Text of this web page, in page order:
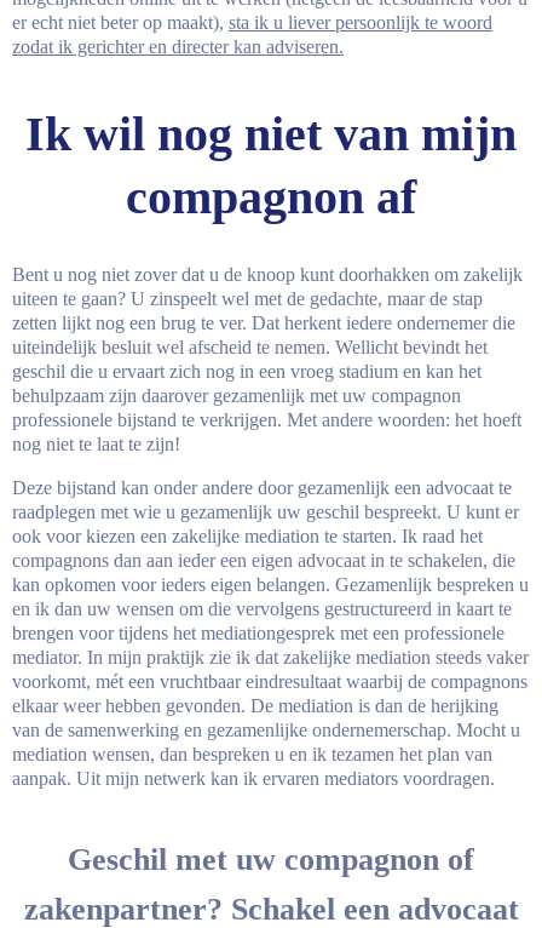
er echt niet beter op maakt), sta ik u liever persoonlijk te woord
zodat ik gerichter en directer kan adviseren.
Ik wil nog niet van mijn
compagnon af
Bent u nog niet zover dat u de knoop kunt doorhakken om zakelijk
uiteen te gaan? U zinspeelt wel met de gedachte, maar de stap
zetten lijkt nog een brug te ver. Dat herkent iedere ondernemer die
uiteindelijk besluit wel afscheid te nemen. Wellicht bevindt het
geschil die u ervaart zich nog in een vroeg stadium en kan het
behulpzaam zijn daarover gezamenlijk met uw compagnon
professionele bijstand te verkrijgen. Met andere woorden: het hoeft
nog niet te laat te zijn!
Deze bijstand kan onder andere door gezamenlijk een advocaat te
raadplegen met wie u gezamenlijk uw geschil bespreekt. U kunt er
ook voor kiezen een zakelijke mediation te starten. Ik raad het
compagnons dan aan ieder een eigen advocaat in te schakelen, die
kan opkomen voor ieders eigen belangen. Gezamenlijk bespreken u
en ik dan uw wensen om die vervolgens gestructureerd in kaart te
brengen voor tijdens het mediationgesprek met een professionele
mediator. In mijn praktijk zie ik dat zakelijke mediation steeds vaker
voorkomt, mét een vruchtbaar eindresultaat waarbij de compagnons
elkaar weer hebben gevonden. De mediation is dan de herijking
van de samenwerking en gezamenlijke ondernemerschap. Mocht u
mediation wensen, dan bespreken u en ik tezamen het plan van
aanpak. Uit mijn netwerk kan ik ervaren mediators voordragen.
Geschil met uw compagnon of
zakenpartner? Schakel een advocaat